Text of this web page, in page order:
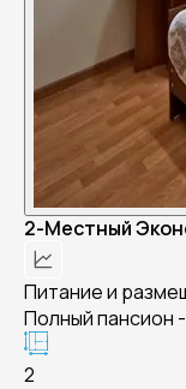
2-Местный
Питание и
Полный пансион
2